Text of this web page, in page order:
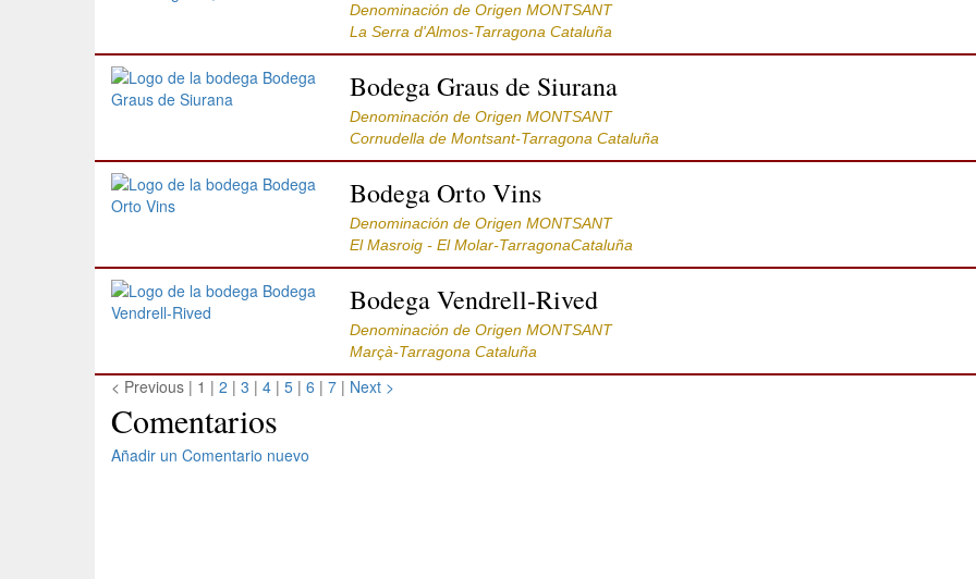
Denominación de Origen MONTSANT
La Serra d'Almos-Tarragona Cataluña
Bodega Graus de Siurana
Denominación de Origen MONTSANT
Cornudella de Montsant-Tarragona Cataluña
Bodega Orto Vins
Denominación de Origen MONTSANT
El Masroig - El Molar-TarragonaCataluña
Bodega Vendrell-Rived
Denominación de Origen MONTSANT
Marçà-Tarragona Cataluña
< Previous | 1 | 2 | 3 | 4 | 5 | 6 | 7 | Next >
Comentarios
Añadir un Comentario nuevo